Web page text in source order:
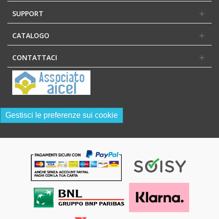
SUPPORT
CATALOGO
CONTATTACI
Gestisci le preferenze sui cookie